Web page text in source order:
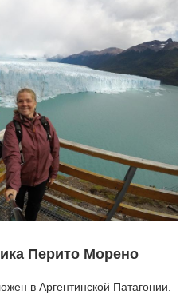
Перито Морено
в Аргентинской Патагонии.